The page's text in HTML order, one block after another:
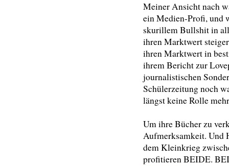
Meiner Ansicht nach
ein Medien-Profi, und
skurillem Bullshit in
ihren Marktwert
ihren Marktwert in
ihrem Bericht zur
journalistischen
Schülerzeitung noch
längst keine Rolle
Um ihre Bücher zu
Aufmerksamkeit. Und
dem Kleinkrieg
profitieren BEIDE.